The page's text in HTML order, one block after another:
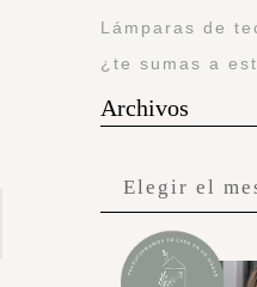
Lámparas de
¿te sumas a
Archivos